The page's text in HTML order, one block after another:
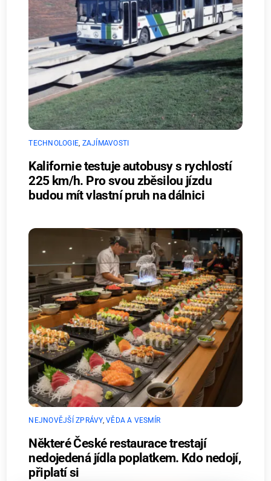
TECHNOLOGIE, ZAJÍMAVOSTI
Kalifornie testuje autobusy s rychlostí
225 km/h. Pro svou zběsilou jízdu
budou mít vlastní pruh na dálnici
NEJNOVĚJŠÍ ZPRÁVY,VĚDA A VESMÍR
Některé České restaurace trestají
nedojedená jídla poplatkem. Kdo nedojí,
připlatí si